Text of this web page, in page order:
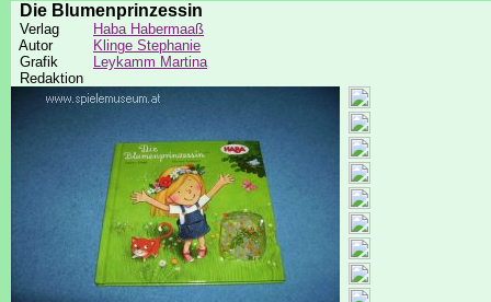
Die Blumenprinzessin
Verlag
Haba Habermaaß
Autor
Klinge Stephanie
Grafik
Leykamm Martina
Redaktion